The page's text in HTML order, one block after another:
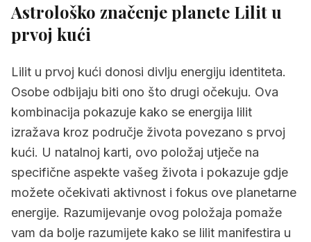
2. Povezane stranice
Astrološko značenje planete Lilit u
prvoj kući
Lilit u prvoj kući donosi divlju energiju identiteta.
Osobe odbijaju biti ono što drugi očekuju. Ova
kombinacija pokazuje kako se energija lilit
izražava kroz područje života povezano s prvoj
kući. U natalnoj karti, ovo položaj utječe na
specifične aspekte vašeg života i pokazuje gdje
možete očekivati aktivnost i fokus ove planetarne
energije. Razumijevanje ovog položaja pomaže
vam da bolje razumijete kako se lilit manifestira u